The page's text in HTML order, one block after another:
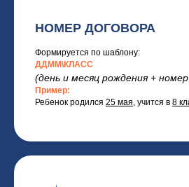
НОМЕР ДОГОВОРА
Формируется по шаблону:
ДДММ\КЛАСС
(день и месяц рождения + номер
Пример:
Ребенок родился 25 мая, учится в 8